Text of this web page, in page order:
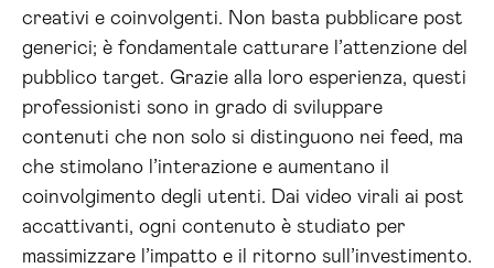
creativi e coinvolgenti. Non basta pubblicare post
generici; è fondamentale catturare l’attenzione del
pubblico target. Grazie alla loro esperienza, questi
professionisti sono in grado di sviluppare
contenuti che non solo si distinguono nei feed, ma
che stimolano l’interazione e aumentano il
coinvolgimento degli utenti. Dai video virali ai post
accattivanti, ogni contenuto è studiato per
massimizzare l’impatto e il ritorno sull’investimento.